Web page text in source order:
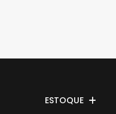
ESTOQUE